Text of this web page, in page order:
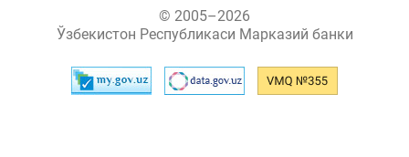
© 2005–2026
Ўзбекистон Республикаси Марказий банки